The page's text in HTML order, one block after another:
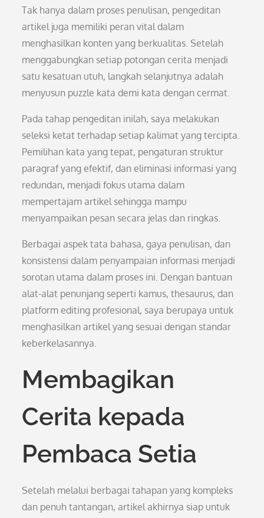
Tak hanya dalam proses penulisan, pengeditan
artikel juga memiliki peran vital dalam
menghasilkan konten yang berkualitas. Setelah
menggabungkan setiap potongan cerita menjadi
satu kesatuan utuh, langkah selanjutnya adalah
menyusun puzzle kata demi kata dengan cermat.
Pada tahap pengeditan inilah, saya melakukan
seleksi ketat terhadap setiap kalimat yang tercipta.
Pemilihan kata yang tepat, pengaturan struktur
paragraf yang efektif, dan eliminasi informasi yang
redundan, menjadi fokus utama dalam
mempertajam artikel sehingga mampu
menyampaikan pesan secara jelas dan ringkas.
Berbagai aspek tata bahasa, gaya penulisan, dan
konsistensi dalam penyampaian informasi menjadi
sorotan utama dalam proses ini. Dengan bantuan
alat-alat penunjang seperti kamus, thesaurus, dan
platform editing profesional, saya berupaya untuk
menghasilkan artikel yang sesuai dengan standar
keberkelasannya.
Membagikan
Cerita kepada
Pembaca Setia
Setelah melalui berbagai tahapan yang kompleks
dan penuh tantangan, artikel akhirnya siap untuk